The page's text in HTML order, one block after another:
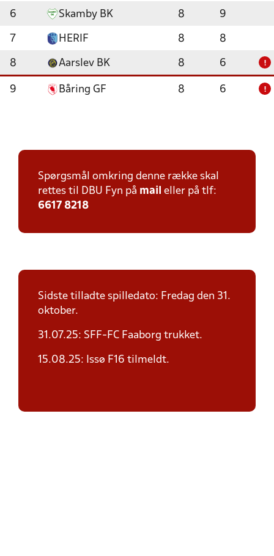
6 Skamby BK 8 9
7 HERIF 8 8
8 Aarslev BK 8 6 !
9 Båring GF 8 6 !
Spørgsmål omkring denne række skal
rettes til DBU Fyn på mail eller på tlf:
6617 8218
Sidste tilladte spilledato: Fredag den 31.
oktober.
31.07.25: SFF-FC Faaborg trukket.
15.08.25: Issø F16 tilmeldt.